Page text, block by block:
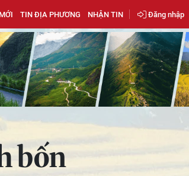
TIN ĐỊA PHƯƠNG NHẬN TIN Đăng nhập
bốn